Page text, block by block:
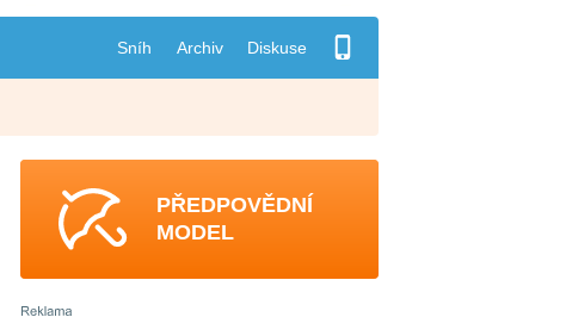
Sníh Archiv Diskuse
PŘEDPOVĚDNÍ
MODEL